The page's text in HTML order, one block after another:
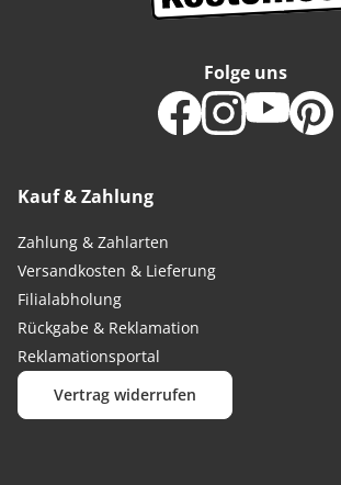
Kauf & Zahlung
Zahlung & Zahlarten
Versandkosten & Lieferung
Filialabholung
Rückgabe & Reklamation
Reklamationsportal
Vertrag widerrufen
Folge uns